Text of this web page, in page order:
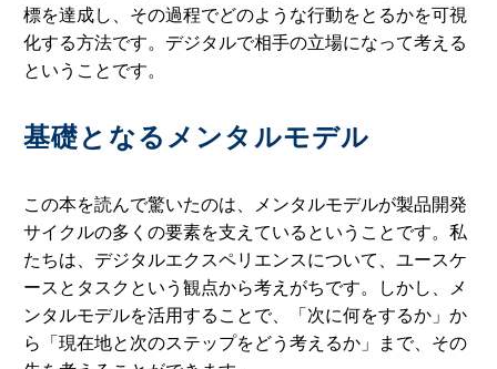
標を達成し、その過程でどのような行動をとるかを可視
化する方法です。デジタルで相手の立場になって考える
ということです。
基礎となるメンタルモデル
この本を読んで驚いたのは、メンタルモデルが製品開発
サイクルの多くの要素を支えているということです。私
たちは、デジタルエクスペリエンスについて、ユースケ
ースとタスクという観点から考えがちです。しかし、メ
ンタルモデルを活用することで、「次に何をするか」か
ら「現在地と次のステップをどう考えるか」まで、その